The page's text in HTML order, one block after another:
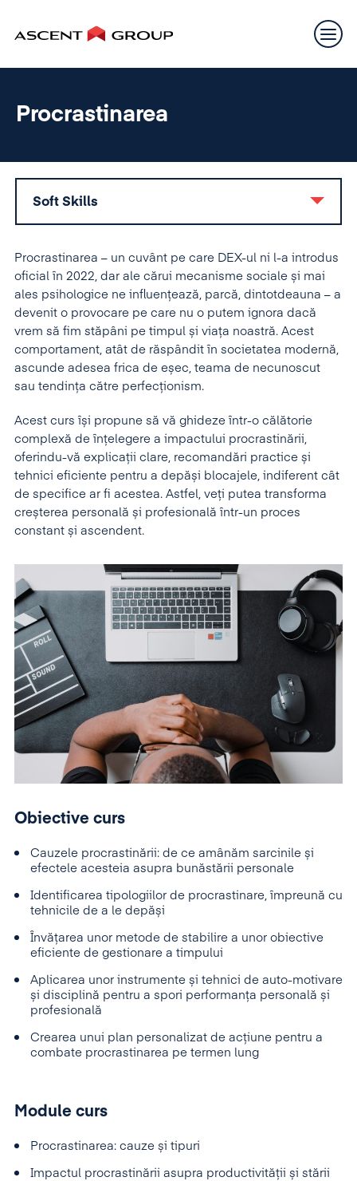
Procrastinarea
Soft Skills
Procrastinarea – un cuvânt pe care DEX-ul ni l-a introdus
oficial în 2022, dar ale cărui mecanisme sociale și mai
ales psihologice ne influențează, parcă, dintotdeauna – a
devenit o provocare pe care nu o putem ignora dacă
vrem să fim stăpâni pe timpul și viața noastră. Acest
comportament, atât de răspândit în societatea modernă,
ascunde adesea frica de eșec, teama de necunoscut
sau tendința către perfecționism.
Acest curs își propune să vă ghideze într-o călătorie
complexă de înțelegere a impactului procrastinării,
oferindu-vă explicații clare, recomandări practice și
tehnici eficiente pentru a depăși blocajele, indiferent cât
de specifice ar fi acestea. Astfel, veți putea transforma
creșterea personală și profesională într-un proces
constant și ascendent.
Obiective curs
Cauzele procrastinării: de ce amânăm sarcinile și
efectele acesteia asupra bunăstării personale
Identificarea tipologiilor de procrastinare, împreună cu
tehnicile de a le depăși
Învățarea unor metode de stabilire a unor obiective
eficiente de gestionare a timpului
Aplicarea unor instrumente și tehnici de auto-motivare
și disciplină pentru a spori performanța personală și
profesională
Crearea unui plan personalizat de acțiune pentru a
combate procrastinarea pe termen lung
Module curs
Procrastinarea: cauze și tipuri
Impactul procrastinării asupra productivității și stării